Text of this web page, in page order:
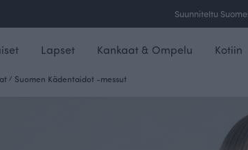
Suunniteltu
Lapset Kankaat & Ompelu Kotiin
/ Suomen Kädentaidot -messut